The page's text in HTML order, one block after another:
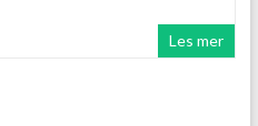
Les mer